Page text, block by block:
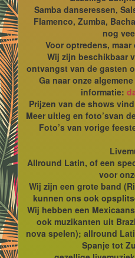
Samba danseressen,
Flamenco, Zumba,
nog
Voor optredens,
Wij zijn beschikbaar
ontvangst van de gasten
Ga naar onze
informatie:
Prijzen van de shows
Meer uitleg en foto’svan
Foto’s van vorige
Allround Latin, of een
voor
Wij zijn een grote band
kunnen ons ook
Wij hebben een
ook muzikanten uit
nova spelen); allround
Spanje tot